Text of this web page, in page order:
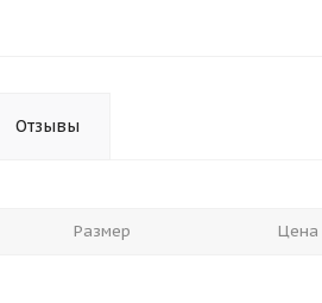
Отзывы
Размер Цена